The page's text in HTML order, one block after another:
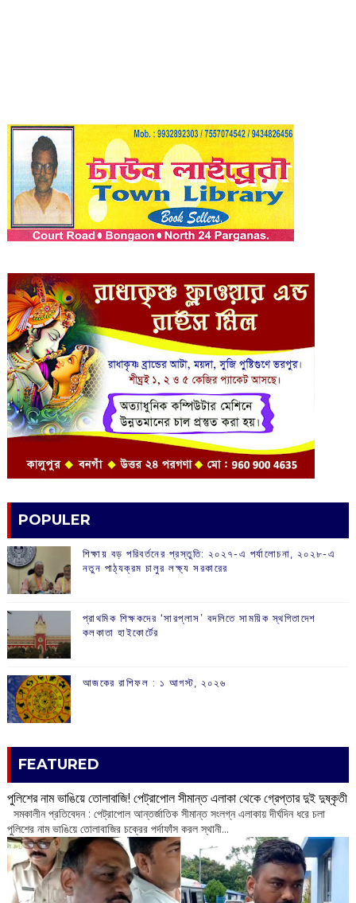
POPULER
শিক্ষায় বড় পরিবর্তনের প্রস্তুতি: ২০২৭-এ পর্যালোচনা, ২০২৮-এ
নতুন পাঠ্যক্রম চালুর লক্ষ্য সরকারের
প্রাথমিক শিক্ষকদের ‘সারপ্লাস’ বদলিতে সাময়িক স্থগিতাদেশ
কলকাতা হাইকোর্টের
আজকের রাশিফল :‌ ‌‌১ আগস্ট, ২০২৬
FEATURED
পুলিশের নাম ভাঙিয়ে তোলাবাজি! পেট্রাপোল সীমান্ত এলাকা থেকে গ্রেপ্তার দুই দুষ্কৃতী
সমকালীন প্রতিবেদন : পেট্রাপোল আন্তর্জাতিক সীমান্ত সংলগ্ন এলাকায় দীর্ঘদিন ধরে চলা
পুলিশের নাম ভাঙিয়ে তোলাবাজির চক্রের পর্দাফাঁস করল স্থানী...